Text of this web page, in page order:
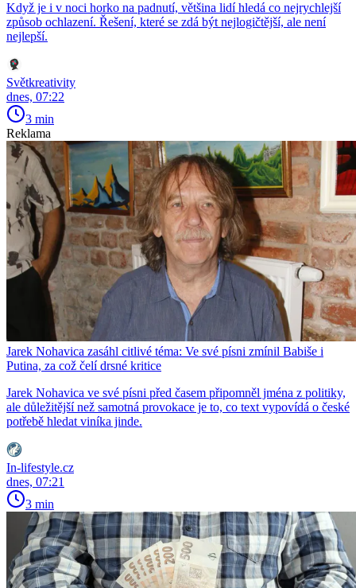
Když je i v noci horko na padnutí, většina lidí hledá co nejrychlejší
způsob ochlazení. Řešení, které se zdá být nejlogičtější, ale není
nejlepší.
Světkreativity
dnes, 07:22
3 min
Reklama
Jarek Nohavica zasáhl citlivé téma: Ve své písni zmínil Babiše i
Putina, za což čelí drsné kritice
Jarek Nohavica ve své písni před časem připomněl jména z politiky,
ale důležitější než samotná provokace je to, co text vypovídá o české
potřebě hledat viníka jinde.
In-lifestyle.cz
dnes, 07:21
3 min